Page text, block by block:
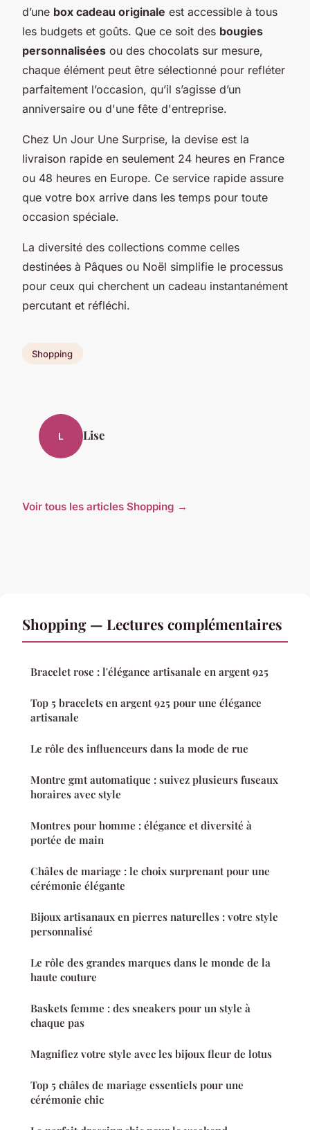
d’une box cadeau originale est accessible à tous
les budgets et goûts. Que ce soit des bougies
personnalisées ou des chocolats sur mesure,
chaque élément peut être sélectionné pour refléter
parfaitement l’occasion, qu’il s’agisse d’un
anniversaire ou d'une fête d'entreprise.
Chez Un Jour Une Surprise, la devise est la
livraison rapide en seulement 24 heures en France
ou 48 heures en Europe. Ce service rapide assure
que votre box arrive dans les temps pour toute
occasion spéciale.
La diversité des collections comme celles
destinées à Pâques ou Noël simplifie le processus
pour ceux qui cherchent un cadeau instantanément
percutant et réfléchi.
Shopping
L Lise
Voir tous les articles Shopping →
Shopping — Lectures complémentaires
Bracelet rose : l'élégance artisanale en argent 925
Top 5 bracelets en argent 925 pour une élégance
artisanale
Le rôle des influenceurs dans la mode de rue
Montre gmt automatique : suivez plusieurs fuseaux
horaires avec style
Montres pour homme : élégance et diversité à
portée de main
Châles de mariage : le choix surprenant pour une
cérémonie élégante
Bijoux artisanaux en pierres naturelles : votre style
personnalisé
Le rôle des grandes marques dans le monde de la
haute couture
Baskets femme : des sneakers pour un style à
chaque pas
Magnifiez votre style avec les bijoux fleur de lotus
Top 5 châles de mariage essentiels pour une
cérémonie chic